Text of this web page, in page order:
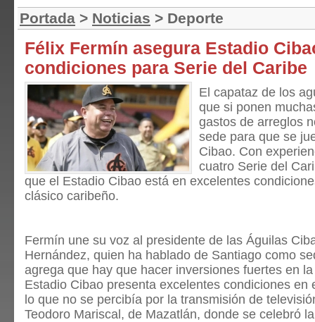
Portada > Noticias > Deporte
Félix Fermín asegura Estadio
condiciones para Serie del Caribe
El capataz de los
que si ponen
gastos de arreglos
sede para que se
Cibao. Con
cuatro Serie del
que el Estadio Cibao está en excelentes
clásico caribeño.
Fermín une su voz al presidente de las Águilas
Hernández, quien ha hablado de Santiago como
agrega que hay que hacer inversiones fuertes en
Estadio Cibao presenta excelentes condiciones en
lo que no se percibía por la transmisión de
Teodoro Mariscal, de Mazatlán, donde se celebró